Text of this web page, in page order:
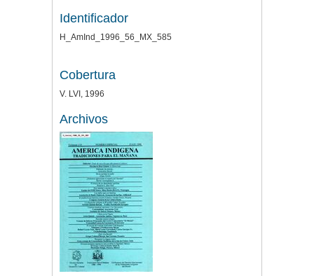
Identificador
H_AmInd_1996_56_MX_585
Cobertura
V. LVI, 1996
Archivos